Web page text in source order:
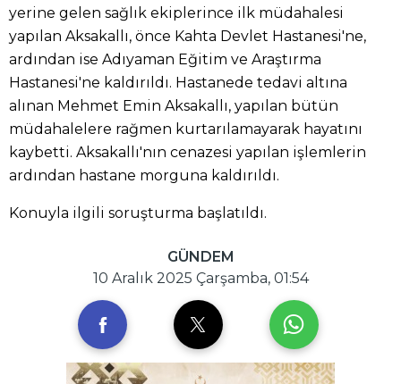
yerine gelen sağlık ekiplerince ilk müdahalesi
yapılan Aksakallı, önce Kahta Devlet Hastanesi'ne,
ardından ise Adıyaman Eğitim ve Araştırma
Hastanesi'ne kaldırıldı. Hastanede tedavi altına
alınan Mehmet Emin Aksakallı, yapılan bütün
müdahalelere rağmen kurtarılamayarak hayatını
kaybetti. Aksakallı'nın cenazesi yapılan işlemlerin
ardından hastane morguna kaldırıldı.
Konuyla ilgili soruşturma başlatıldı.
GÜNDEM
10 Aralık 2025 Çarşamba, 01:54